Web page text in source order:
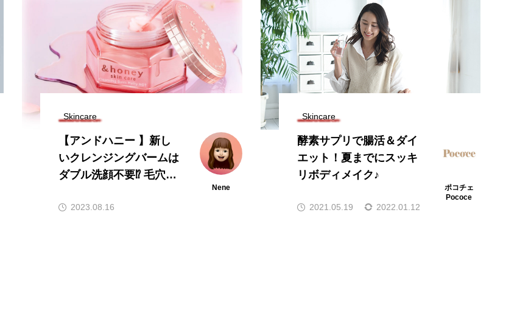
Skincare
【アンドハニー 】新し
いクレンジングバームは
ダブル洗顔不要⁉️ 毛穴・
Nene
2023.08.16
Skincare
酵素サプリで腸活＆ダイ
エット！夏までにスッキ
リボディメイク♪
ポコチェ
Pococe
2021.05.19 2022.01.12